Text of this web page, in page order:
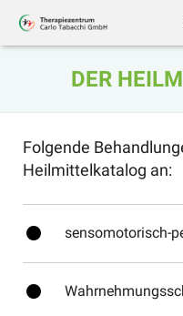
Ergotherapie
Kindertherapie
DER
Folgende
Heilmittelkatalog an:
fiber_manual_record sensomotorisch-
fiber_manual_record